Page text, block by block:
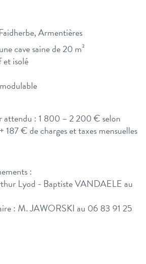
Armentières
cave saine de 20 m²
et isolé
attendu : 1 800 – 2 200 € selon
187 € de charges et taxes mensuelles
:
Lyod - Baptiste VANDAELE au
: M. JAWORSKI au 06 83 91 25